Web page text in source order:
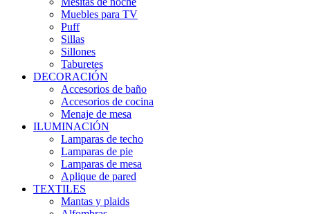
Muebles para TV
Puff
Sillas
Sillones
Taburetes
DECORACIÓN
Accesorios de baño
Accesorios de cocina
Menaje de mesa
ILUMINACIÓN
Lamparas de techo
Lamparas de pie
Lamparas de mesa
Aplique de pared
TEXTILES
Mantas y plaids